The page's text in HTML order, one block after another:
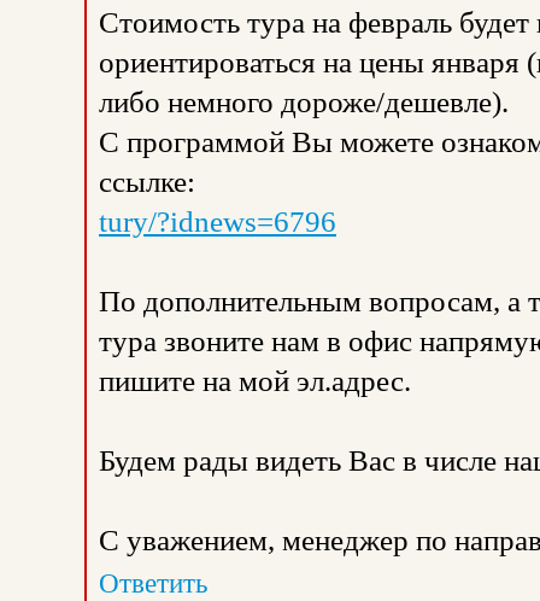
Стоимость тура на февраль
ориентироваться на цены января
либо немного дороже/дешевле).
С программой Вы можете
ссылке:
tury/?idnews=6796
По дополнительным вопросам, а
тура звоните нам в офис
пишите на мой эл.адрес.
Будем рады видеть Вас в числе
С уважением, менеджер по
Ответить